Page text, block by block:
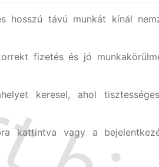
hosszú távú munkát kínál
fizetés és jó
keresel, ahol
kattintva vagy a